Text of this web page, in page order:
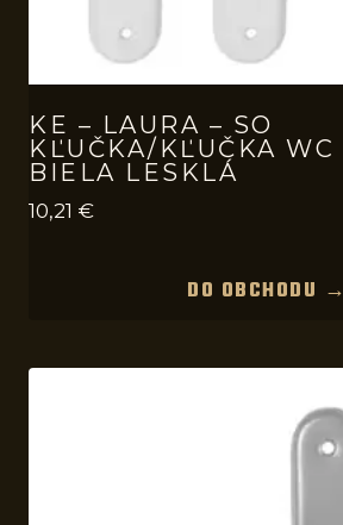
KE – LAURA – SO
KĽUČKA/KĽUČKA WC
BIELA LESKLÁ
10,21 €
DO OBCHODU →